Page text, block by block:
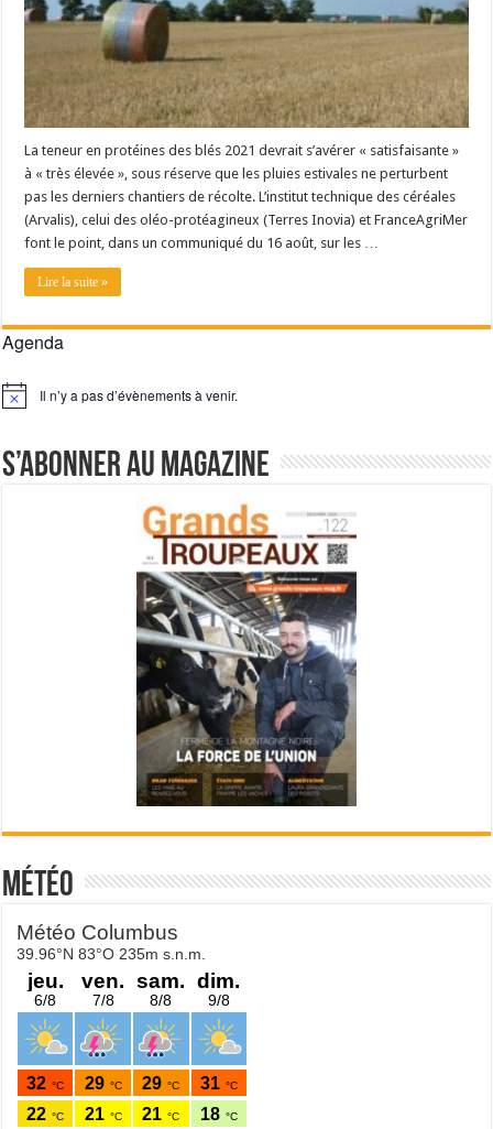
La teneur en protéines des blés 2021 devrait s’avérer « satisfaisante »
à « très élevée », sous réserve que les pluies estivales ne perturbent
pas les derniers chantiers de récolte. L’institut technique des céréales
(Arvalis), celui des oléo-protéagineux (Terres Inovia) et FranceAgriMer
font le point, dans un communiqué du 16 août, sur les …
Lire la suite »
Agenda
Notice Il n’y a pas d’évènements à venir.
S’abonner au magazine
Météo